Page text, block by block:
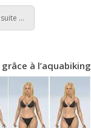
...
à l’aquabiking